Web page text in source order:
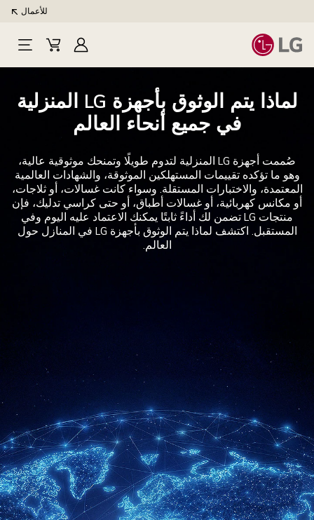
للأعمال
تسجيل
الدخول
Cart
Open
Menu
لماذا يتم الوثوق بأجهزة LG المنزلية
في جميع أنحاء العالم
صُممت أجهزة LG المنزلية لتدوم طويلًا وتمنحك موثوقية عالية،
وهو ما تؤكده تقييمات المستهلكين الموثوقة، والشهادات العالمية
المعتمدة، والاختبارات المستقلة. وسواء كانت غسالات، أو ثلاجات،
أو مكانس كهربائية، أو غسالات أطباق، أو حتى كراسي تدليك، فإن
منتجات LG تضمن لك أداءً ثابتًا يمكنك الاعتماد عليه اليوم وفي
المستقبل. اكتشف لماذا يتم الوثوق بأجهزة LG في المنازل حول
العالم.